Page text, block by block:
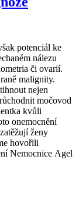
potenciál ke
nálezu
či ovarií.
malignity.
nejen
močovod
kvůli
onemocnění
ženy
hovořili
Nemocnice Agel